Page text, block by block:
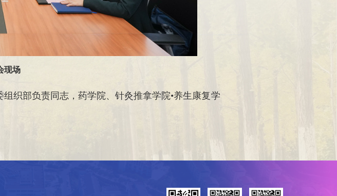
现场
织部负责同志，药学院、针灸推拿学院•养生康复学